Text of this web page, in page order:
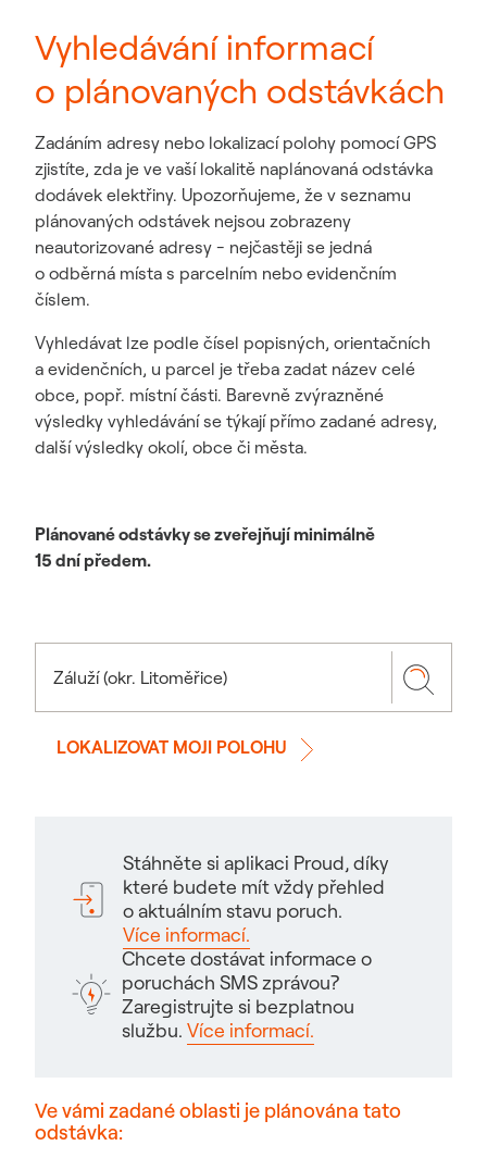
Vyhledávání informací
o plánovaných odstávkách
Zadáním adresy nebo lokalizací polohy pomocí GPS
zjistíte, zda je ve vaší lokalitě naplánovaná odstávka
dodávek elektřiny. Upozorňujeme, že v seznamu
plánovaných odstávek nejsou zobrazeny
neautorizované adresy - nejčastěji se jedná
o odběrná místa s parcelním nebo evidenčním
číslem.
Vyhledávat lze podle čísel popisných, orientačních
a evidenčních, u parcel je třeba zadat název celé
obce, popř. místní části. Barevně zvýrazněné
výsledky vyhledávání se týkají přímo zadané adresy,
další výsledky okolí, obce či města.
Plánované odstávky se zveřejňují minimálně
15 dní předem.
LOKALIZOVAT MOJI POLOHU
Stáhněte si aplikaci Proud, díky
které budete mít vždy přehled
o aktuálním stavu poruch.
Více informací.
Chcete dostávat informace o
poruchách SMS zprávou?
Zaregistrujte si bezplatnou
službu. Více informací.
Ve vámi zadané oblasti je plánována tato
odstávka: